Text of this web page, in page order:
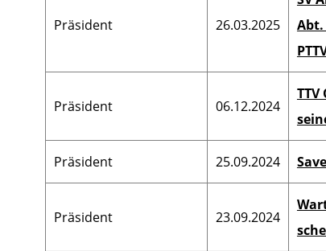
Vorsitzender
Datenschutzbeauftragter
Präsident 26.03.2025
Abt.
Präsident 06.12.2024
Präsident 25.09.2024
Präsident 23.09.2024